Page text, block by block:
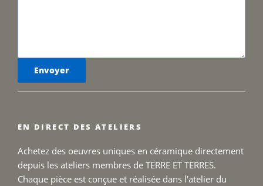
EN DIRECT DES ATELIERS
Achetez des oeuvres uniques en céramique directement
depuis les ateliers membres de TERRE ET TERRES.
Chaque pièce est conçue et réalisée dans l'atelier du